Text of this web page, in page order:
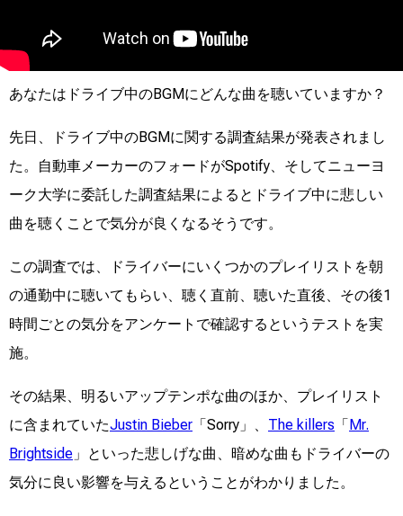
あなたはドライブ中のBGMにどんな曲を聴いていますか？
先日、ドライブ中のBGMに関する調査結果が発表されまし
た。自動車メーカーのフォードがSpotify、そしてニューヨ
ーク大学に委託した調査結果によるとドライブ中に悲しい
曲を聴くことで気分が良くなるそうです。
この調査では、ドライバーにいくつかのプレイリストを朝
の通勤中に聴いてもらい、聴く直前、聴いた直後、その後1
時間ごとの気分をアンケートで確認するというテストを実
施。
その結果、明るいアップテンポな曲のほか、プレイリスト
に含まれていたJustin Bieber 「Sorry」、 The killers 「Mr.
Brightside 」といった悲しげな曲、暗めな曲もドライバーの
気分に良い影響を与えるということがわかりました。